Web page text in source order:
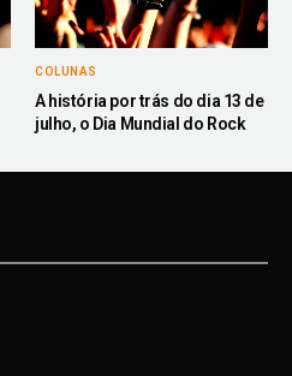
COLUNAS
A história por trás do dia 13 de
julho, o Dia Mundial do Rock